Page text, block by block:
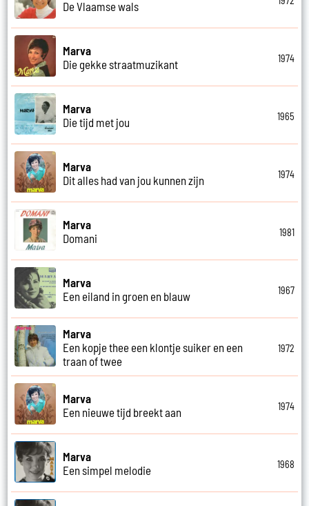
De Vlaamse wals
Marva
Die gekke straatmuzikant
1974
Marva
Die tijd met jou
1965
Marva
Dit alles had van jou kunnen zijn
1974
Marva
Domani
1981
Marva
Een eiland in groen en blauw
1967
Marva
Een kopje thee een klontje suiker en een
traan of twee
1972
Marva
Een nieuwe tijd breekt aan
1974
Marva
Een simpel melodie
1968